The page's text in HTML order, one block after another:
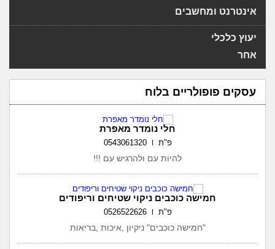
אינטרנט ומחשבים
יעוץ כלכלי
אחר
עסקים פופולריים בלוח
חלי נומדר מאפרת
פ"ת 0543061320
להיות עם ולהרגיש עם !!!
חמישה כוכבים ניקוי שטיחים וריפודים
פ"ת 0526522626
"חמישה כוכבים" ניקיון ,איכות ,בריאות